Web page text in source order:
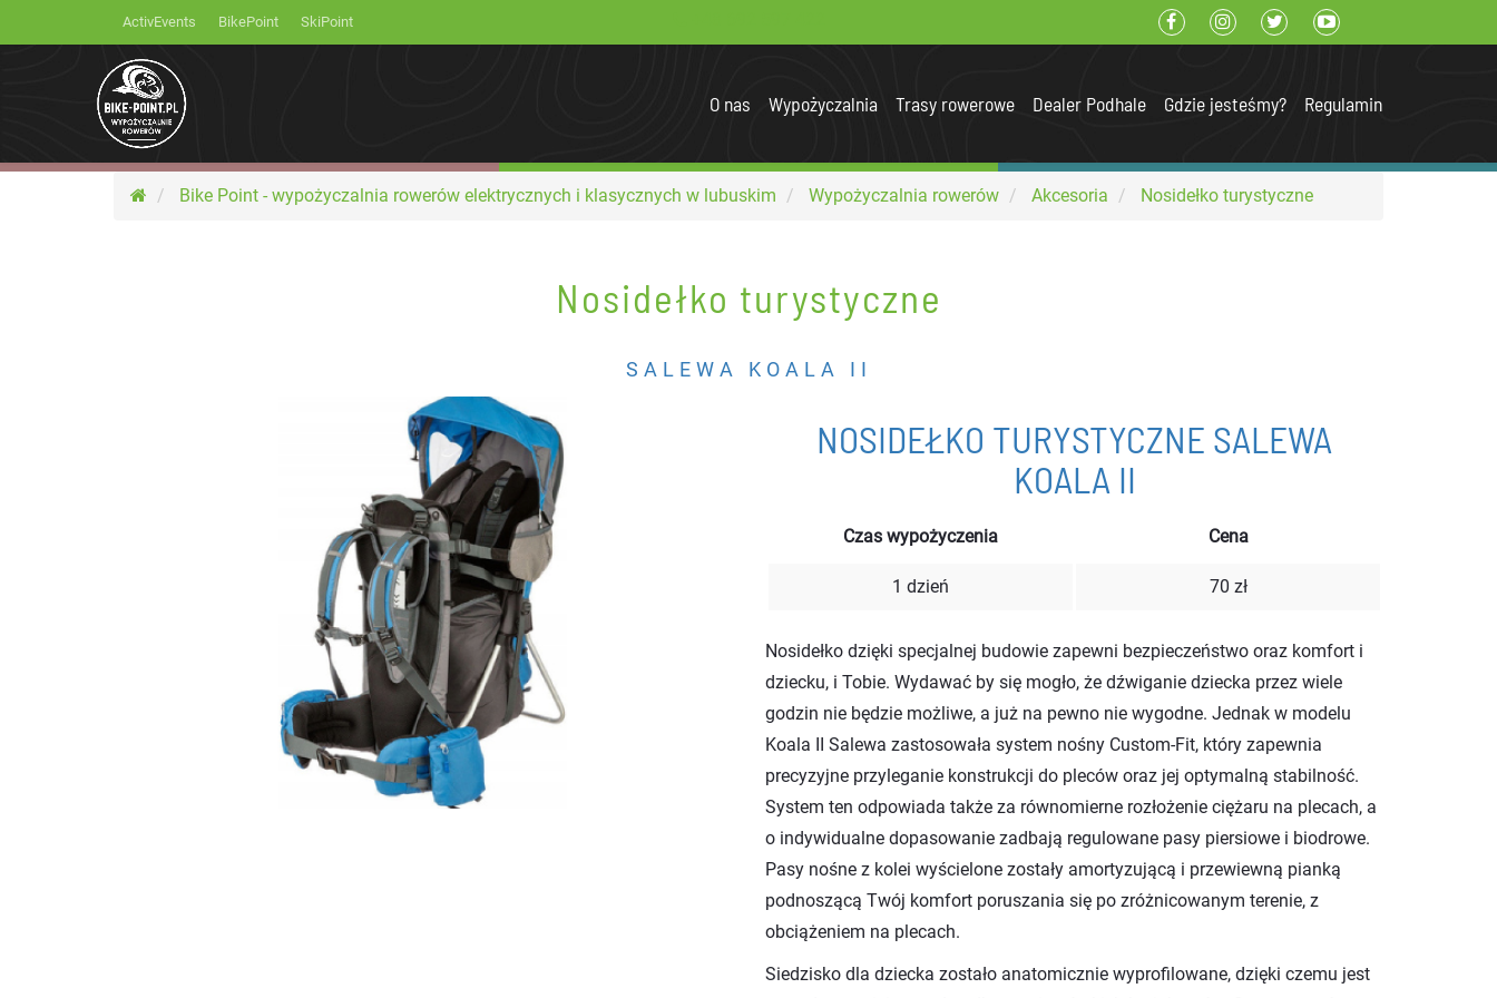
ActivEvents BikePoint SkiPoint
O nas Wypożyczalnia Trasy rowerowe Dealer Podhale Gdzie jesteśmy? Regulamin
Bike Point - wypożyczalnia rowerów elektrycznych i klasycznych w lubuskim Wypożyczalnia rowerów Akcesoria Nosidełko turystyczne
Nosidełko turystyczne
SALEWA KOALA II
NOSIDEŁKO TURYSTYCZNE SALEWA
KOALA II
Czas wypożyczenia Cena
1 dzień 70 zł
Nosidełko dzięki specjalnej budowie zapewni bezpieczeństwo oraz komfort i
dziecku, i Tobie. Wydawać by się mogło, że dźwiganie dziecka przez wiele
godzin nie będzie możliwe, a już na pewno nie wygodne. Jednak w modelu
Koala II Salewa zastosowała system nośny Custom-Fit, który zapewnia
precyzyjne przyleganie konstrukcji do pleców oraz jej optymalną stabilność.
System ten odpowiada także za równomierne rozłożenie ciężaru na plecach, a
o indywidualne dopasowanie zadbają regulowane pasy piersiowe i biodrowe.
Pasy nośne z kolei wyścielone zostały amortyzującą i przewiewną pianką
podnoszącą Twój komfort poruszania się po zróżnicowanym terenie, z
obciążeniem na plecach.
Siedzisko dla dziecka zostało anatomicznie wyprofilowane, dzięki czemu jest